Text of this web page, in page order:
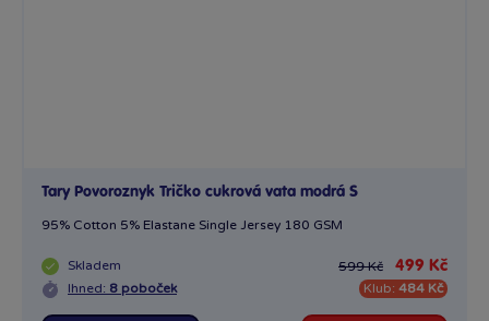
Tary Povoroznyk Tričko cukrová vata modrá S
95% Cotton 5% Elastane Single Jersey 180 GSM
Skladem
Ihned: 8 poboček
599 Kč 499 Kč
Klub: 484 Kč